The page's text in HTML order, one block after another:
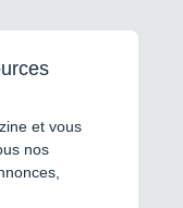
et vous
nos